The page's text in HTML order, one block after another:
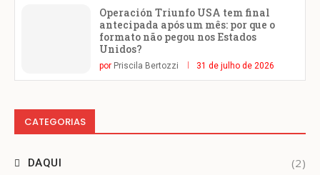
Operación Triunfo USA tem final
antecipada após um mês: por que o
formato não pegou nos Estados
Unidos?
por Priscila Bertozzi 31 de julho de 2026
CATEGORIAS
DAQUI (2)